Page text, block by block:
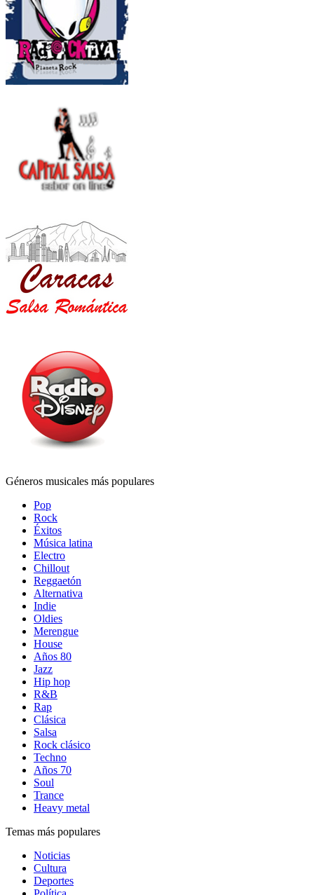
Géneros musicales más populares
Pop
Rock
Éxitos
Música latina
Electro
Chillout
Reggaetón
Alternativa
Indie
Oldies
Merengue
House
Años 80
Jazz
Hip hop
R&B
Rap
Clásica
Salsa
Rock clásico
Techno
Años 70
Soul
Trance
Heavy metal
Temas más populares
Noticias
Cultura
Deportes